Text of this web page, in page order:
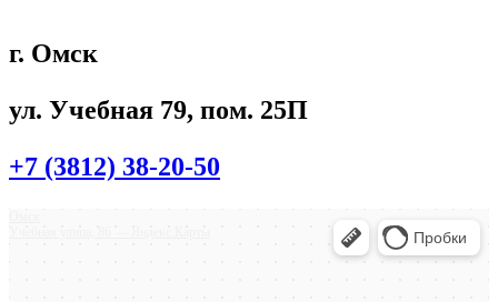
г. Омск
ул. Учебная 79, пом. 25П
+7 (3812) 38-20-50